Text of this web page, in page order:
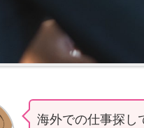
海外での仕事探し